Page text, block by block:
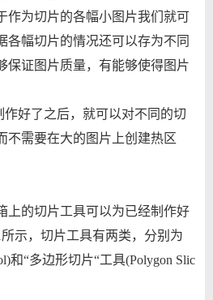
作为切片的各幅小图片我们就可
各幅切片的情况还可以存为不同
保证图片质量，有能够使得图片
好了之后，就可以对不同的切
不需要在大的图片上创建热区
的切片工具可以为已经制作好
示，切片工具有两类，分别为
和“多边形切片“工具(Polygon Slic